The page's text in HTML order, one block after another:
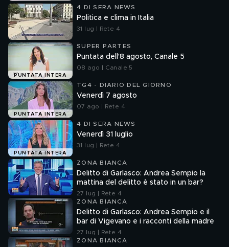
4 DI SERA NEWS
Politica e clima in Italia
31 lug | Rete 4
PUNTATA INTERA
SUPER PARTES
Puntata dell'8 agosto, Canale 5
08 ago | Canale 5
PUNTATA INTERA
TG4 - DIARIO DEL GIORNO
Venerdì 7 agosto
07 ago | Rete 4
PUNTATA INTERA
4 DI SERA NEWS
Venerdì 31 luglio
31 lug | Rete 4
ZONA BIANCA
Delitto di Garlasco: Andrea Sempio la
mattina del delitto è stato in un bar?
27 lug | Rete 4
ZONA BIANCA
Delitto di Garlasco: Andrea Sempio e il
bar di Vigevano e i racconti della madre
27 lug | Rete 4
ZONA BIANCA